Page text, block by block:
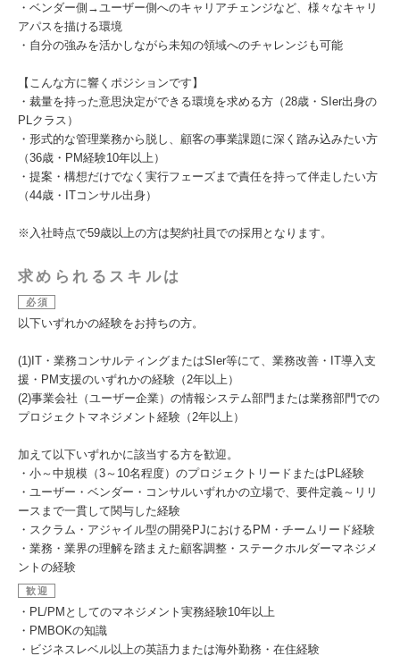
・ベンダー側→ユーザー側へのキャリアチェンジなど、様々なキャリ
アパスを描ける環境
・自分の強みを活かしながら未知の領域へのチャレンジも可能
【こんな方に響くポジションです】
・裁量を持った意思決定ができる環境を求める方（28歳・SIer出身の
PLクラス）
・形式的な管理業務から脱し、顧客の事業課題に深く踏み込みたい方
（36歳・PM経験10年以上）
・提案・構想だけでなく実行フェーズまで責任を持って伴走したい方
（44歳・ITコンサル出身）
※入社時点で59歳以上の方は契約社員での採用となります。
求められるスキルは
必須
以下いずれかの経験をお持ちの方。
(1)IT・業務コンサルティングまたはSIer等にて、業務改善・IT導入支
援・PM支援のいずれかの経験（2年以上）
(2)事業会社（ユーザー企業）の情報システム部門または業務部門での
プロジェクトマネジメント経験（2年以上）
加えて以下いずれかに該当する方を歓迎。
・小～中規模（3～10名程度）のプロジェクトリードまたはPL経験
・ユーザー・ベンダー・コンサルいずれかの立場で、要件定義～リリ
ースまで一貫して関与した経験
・スクラム・アジャイル型の開発PJにおけるPM・チームリード経験
・業務・業界の理解を踏まえた顧客調整・ステークホルダーマネジメ
ントの経験
歓迎
・PL/PMとしてのマネジメント実務経験10年以上
・PMBOKの知識
・ビジネスレベル以上の英語力または海外勤務・在住経験